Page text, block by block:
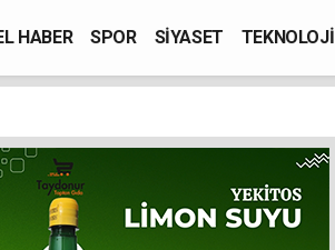
HABER SPOR SİYASET TEKNOLOJİ